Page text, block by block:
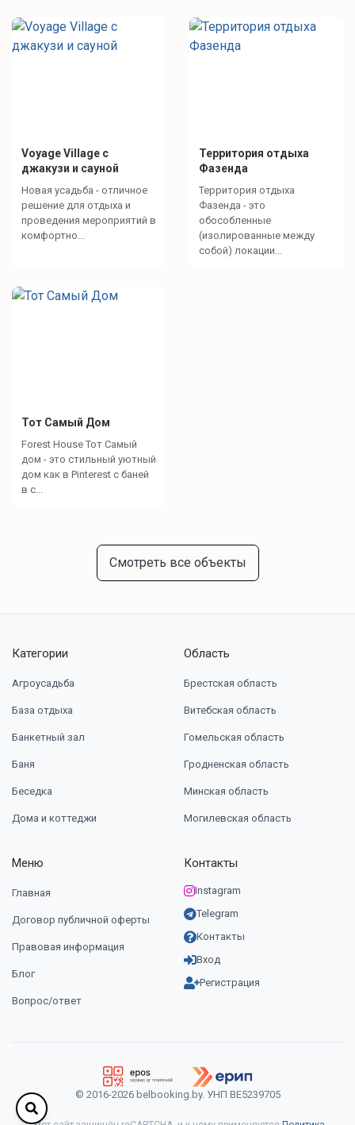
Voyage Village с
джакузи и сауной
Новая усадьба - отличное
решение для отдыха и
проведения мероприятий в
комфортно...
Территория отдыха
Фазенда
Территория отдыха
Фазенда - это
обособленные
(изолированные между
собой) локации...
Тот Самый Дом
Forest House Тот Самый
дом - это стильный уютный
дом как в Pinterest с баней
в с...
Смотреть все объекты
Категории
Агроусадьба
База отдыха
Банкетный зал
Баня
Беседка
Дома и коттеджи
Область
Брестская область
Витебская область
Гомельская область
Гродненская область
Минская область
Могилевская область
Меню
Главная
Договор публичной оферты
Правовая информация
Блог
Вопрос/ответ
Контакты
Instagram
Telegram
Контакты
Вход
Регистрация
© 2016-2026 belbooking.by. УНП ВЕ5239705